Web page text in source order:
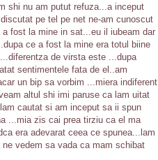
shi nu am putut refuza...a inceput
pe tel pe net ne-am cunoscut
fost la mine in sat...eu il iubeam dar
ce a fost la mine era totul biine
de virsta este ...dupa
sentimentele fata de el..am
un bip sa vorbim ...miera indiferent
altul shi imi paruse ca lam uitat
cautat si am inceput sa ii spun
...mia zis cai prea tirziu ca el ma
era adevarat ceea ce spunea...lam
vedem sa vada ca mam schibat